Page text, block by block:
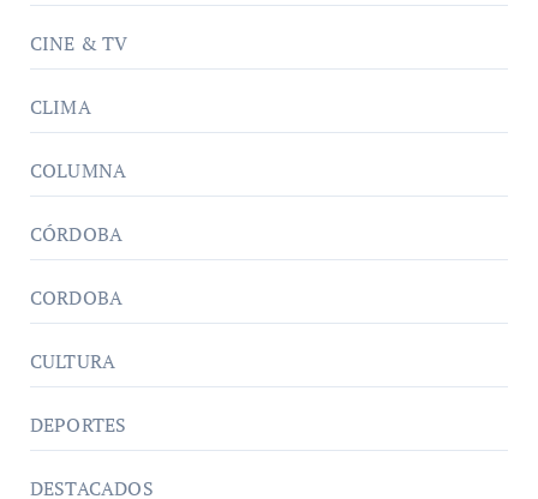
CINE & TV
CLIMA
COLUMNA
CÓRDOBA
CORDOBA
CULTURA
DEPORTES
DESTACADOS